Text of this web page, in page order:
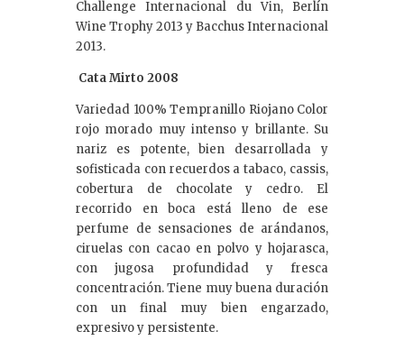
Challenge Internacional du Vin, Berlín
Wine Trophy 2013 y Bacchus Internacional
2013.
Cata Mirto 2008
Variedad 100% Tempranillo Riojano Color
rojo morado muy intenso y brillante. Su
nariz es potente, bien desarrollada y
sofisticada con recuerdos a tabaco, cassis,
cobertura de chocolate y cedro. El
recorrido en boca está lleno de ese
perfume de sensaciones de arándanos,
ciruelas con cacao en polvo y hojarasca,
con jugosa profundidad y fresca
concentración. Tiene muy buena duración
con un final muy bien engarzado,
expresivo y persistente.